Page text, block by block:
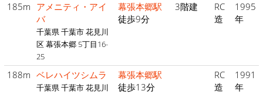
185m アメニティ・アイ
バ
千葉県 千葉市 花見川
区 幕張本郷 5丁目16-
25
幕張本郷駅
徒歩9分
3階建
RC
造
1995
年
188m ベレハイツシムラ
千葉県 千葉市 花見川
幕張本郷駅
徒歩13分
RC
造
1991
年